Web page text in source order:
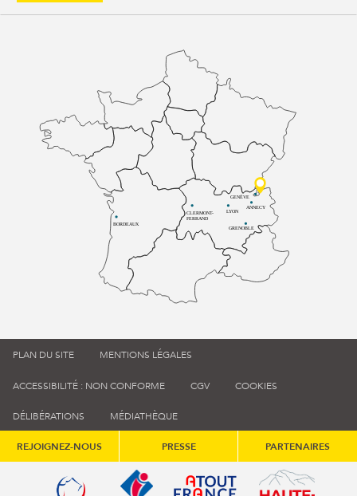
BORDEAUX
CLERMONT-
FERRAND
LYON
ANNECY
GRENOBLE
GENÈVE
PLAN DU SITE MENTIONS LÉGALES
ACCESSIBILITÉ : NON CONFORME CGV COOKIES
DÉLIBÉRATIONS MÉDIATHÈQUE
REJOIGNEZ-NOUS PRESSE PARTENAIRES
Qualité tourisme (s'ouvre dans une nouvelle fenêtre)
Office de tourisme de France (s'ouvre
Atout France (s'ouvre dans